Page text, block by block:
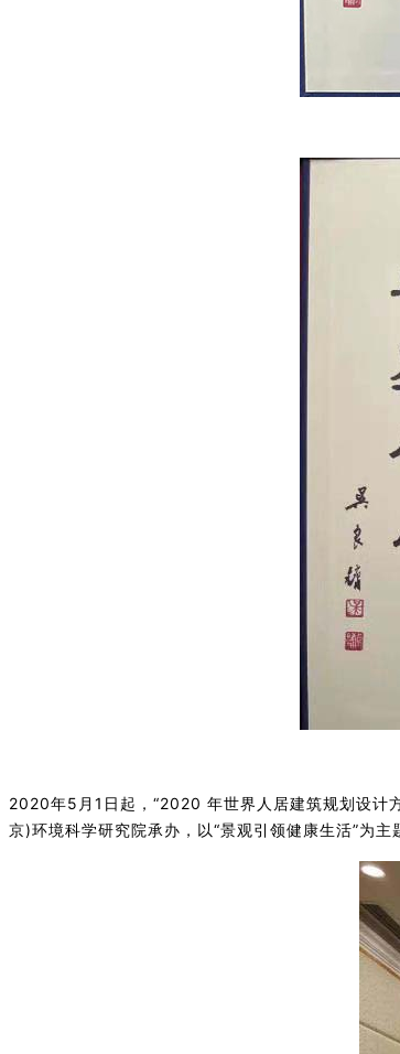
2020年5月1日起，“2020 年世界人居建筑规划设计
京)环境科学研究院承办，以“景观引领健康生活”为